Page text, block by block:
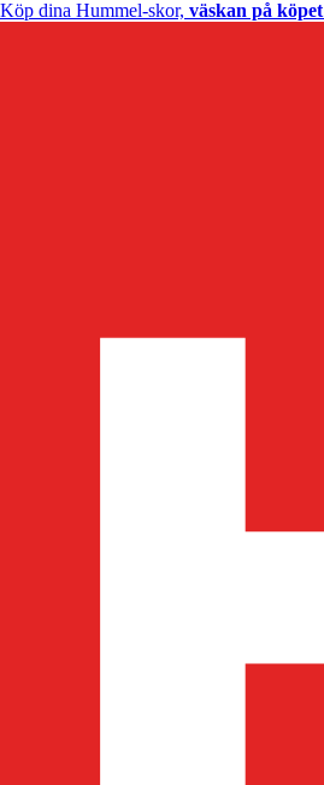
Köp dina Hummel-skor, väskan på köpet